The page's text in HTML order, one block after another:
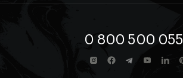
0 800 500 055